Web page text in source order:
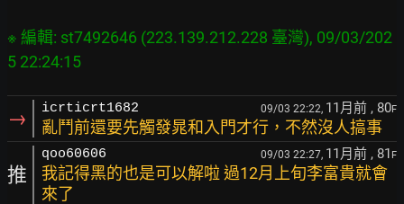
※ 編輯: st7492646 (223.139.212.228 臺灣), 09/03/202
→ icrticrt1682 09/03 22:22, 11月前 , 80F
亂鬥前還要先觸發晁和入門才行，不然沒人搞事
推
qoo60606 09/03 22:27, 11月前 , 81 F
我記得黑的也是可以解啦 過12月上旬李富貴就會
來了